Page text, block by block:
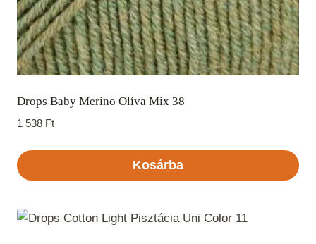
Drops Baby Merino Olíva Mix 38
1 538 Ft
Kosárba